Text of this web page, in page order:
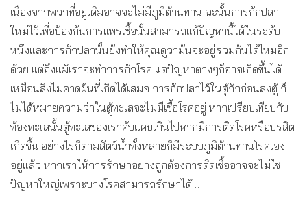
เนื่องจากพวกที่อยู่เดิมอาจจะไม่มีภูมิต้านทาน ฉะนั้นการกักปลา
ใหม่ไว้เพื่อป้องกันการแพร่เชื้อนั้นสามารถแก้ปัญหานี้ได้ในระดับ
หนึ่งและการกักปลานั้นยังทำให้คุณดูว่ามันจะอยู่ร่วมกันได้ไหมอีก
ด้วย แต่ถึงแม้เราจะทำการกักโรค แต่ปัญหาต่างๆก็อาจเกิดขึ้นได้
เหมือนสิ่งไม่คาดฝันที่เกิดได้เสมอ การกักปลาไว้ในตู้กักก่อนลงตู้ ก็
ไม่ได้หมายความว่าในตู้ทะเลจะไม่มีเชื้อโรคอยู่ หากเปรียบเทียบกับ
ท้องทะเลนั้นตู้ทะเลของเราคับแคบเกินไปหากมีการติดโรคหรือปรสิต
เกิดขึ้น อย่างไรก็ตามสัตว์น้ำทั้งหลายก็มีระบบภูมิต้านทานโรคเอง
อยู่แล้ว หากเราให้การรักษาอย่างถูกต้องการติดเชื้ออาจจะไม่ใช่
ปัญหาใหญ่เพราะบางโรคสามารถรักษาได้…